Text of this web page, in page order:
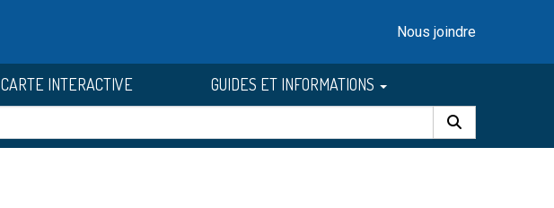
Nous joindre
CARTE INTERACTIVE GUIDES ET INFORMATIONS